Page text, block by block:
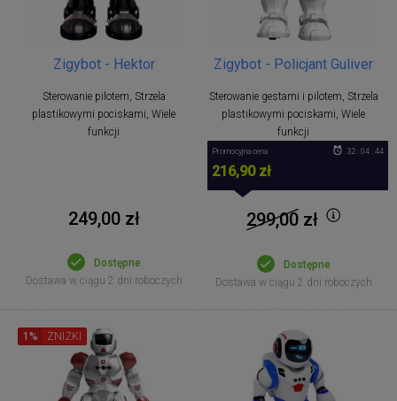
Zigybot - Hektor
Sterowanie pilotem, Strzela
plastikowymi pociskami, Wiele
funkcji
249,00 zł
Dostępne
Dostawa w ciągu 2 dni roboczych
Zigybot - Policjant Guliver
Sterowanie gestami i pilotem, Strzela
plastikowymi pociskami, Wiele
funkcji
Promocyjna cena
216,90 zł
32 : 04 : 43
299,00zł
Dostępne
Dostawa w ciągu 2 dni roboczych
1% ZNIŻKI